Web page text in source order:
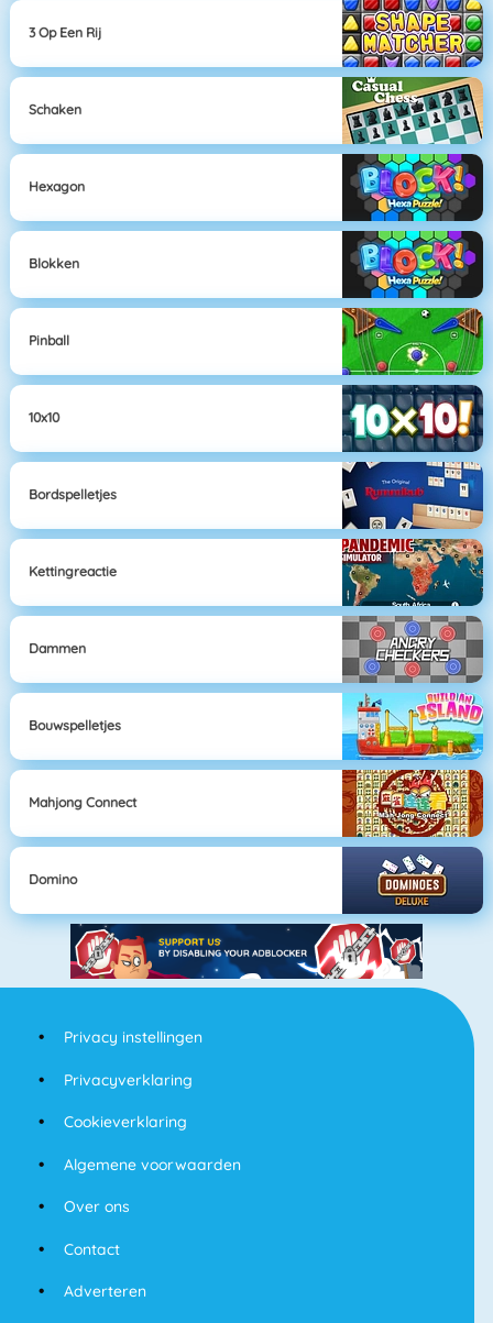
3 Op Een Rij
Schaken
Hexagon
Blokken
Pinball
10x10
Bordspelletjes
Kettingreactie
Dammen
Bouwspelletjes
Mahjong Connect
Domino
Privacy instellingen
Privacyverklaring
Cookieverklaring
Algemene voorwaarden
Over ons
Contact
Adverteren